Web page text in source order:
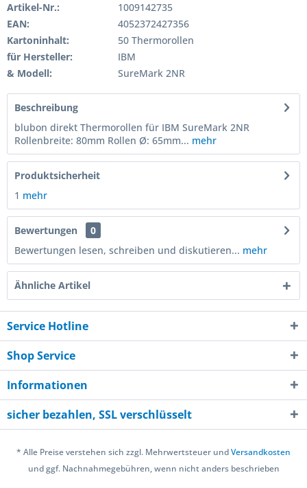
Artikel-Nr.:
1009142735
EAN:
4052372427356
Kartoninhalt:
50 Thermorollen
für Hersteller:
IBM
& Modell:
SureMark 2NR
Beschreibung
blubon direkt Thermorollen für IBM SureMark 2NR
Rollenbreite: 80mm Rollen Ø: 65mm... mehr
Produktsicherheit
1 mehr
Bewertungen
0
Bewertungen lesen, schreiben und diskutieren... mehr
Ähnliche Artikel
Service Hotline
Shop Service
Informationen
sicher bezahlen, SSL verschlüsselt
* Alle Preise verstehen sich zzgl. Mehrwertsteuer undVersandkosten
und ggf. Nachnahmegebühren, wenn nicht anders beschrieben